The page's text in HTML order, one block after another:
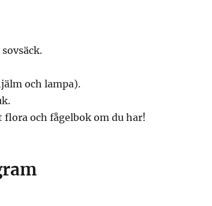
och lampa).
flora och fågelbok om du har!